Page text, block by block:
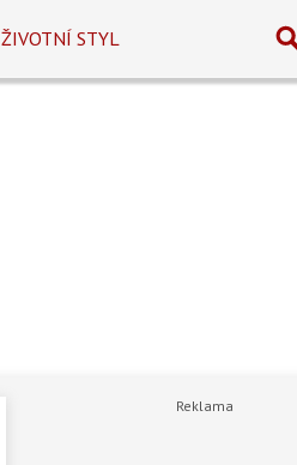
ŽIVOTNÍ STYL